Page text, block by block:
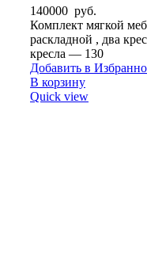
140000 руб.
Комплект мягкой
раскладной , два
кресла — 130
Добавить в
В корзину
Quick view